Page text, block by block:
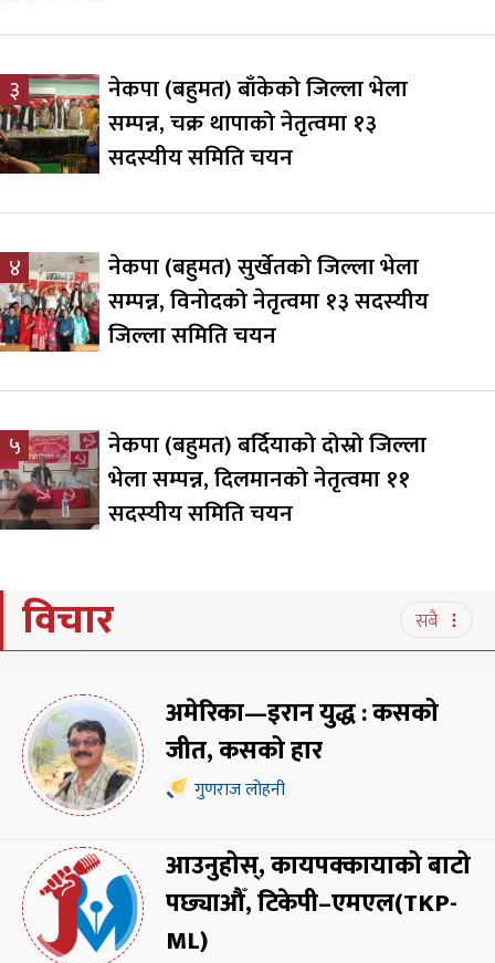
३
नेकपा (बहुमत) बाँकेको जिल्ला भेला
सम्पन्न, चक्र थापाको नेतृत्वमा १३
सदस्यीय समिति चयन
४
नेकपा (बहुमत) सुर्खेतको जिल्ला भेला
सम्पन्न, विनोदको नेतृत्वमा १३ सदस्यीय
जिल्ला समिति चयन
५
नेकपा (बहुमत) बर्दियाको दोस्रो जिल्ला
भेला सम्पन्न, दिलमानको नेतृत्वमा ११
सदस्यीय समिति चयन
विचार सबै
अमेरिका—इरान युद्ध : कसको
जीत, कसको हार
गुणराज लोहनी
आउनुहोस्, कायपक्कायाको बाटो
पछ्याऔँ, टिकेपी–एमएल(TKP-
ML)